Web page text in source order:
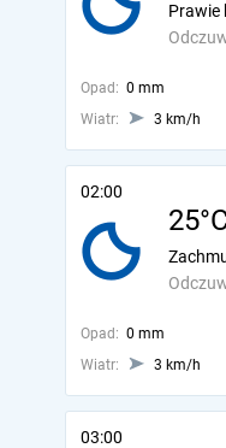
Prawie
Opad: 0 mm
Wiatr:
3 km/h
02:00
Opad: 0 mm
Wiatr:
3 km/h
03:00